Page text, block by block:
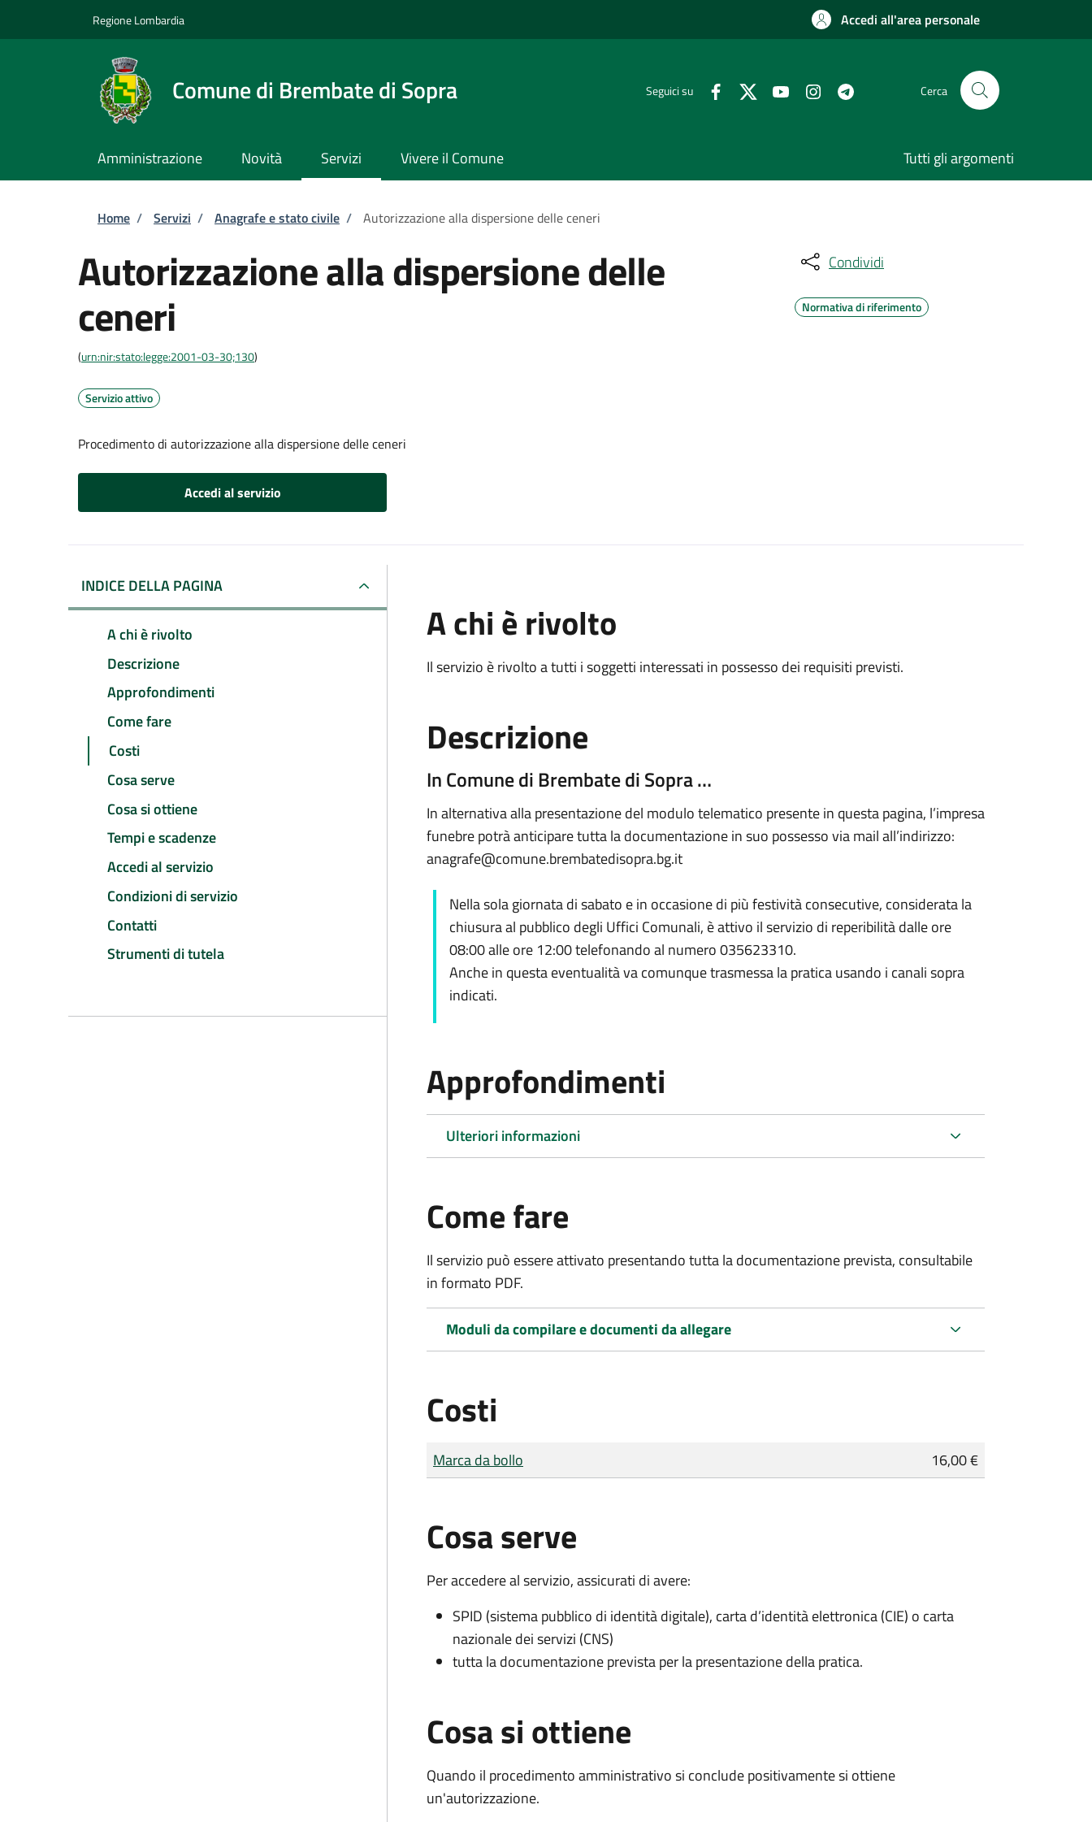
Regione Lombardia Accedi all'area personale
Comune di Brembate di Sopra Seguici su Cerca
Amministrazione Novità Servizi Vivere il Comune Tutti gli argomenti
Briciole di pane
Home / Servizi / Anagrafe e stato civile / Autorizzazione alla dispersione delle ceneri
Autorizzazione alla dispersione delle
ceneri
(urn:nir:stato:legge:2001-03-30;130)
Servizio attivo
Procedimento di autorizzazione alla dispersione delle ceneri
Accedi al servizio
Condividi
Normativa di riferimento
INDICE DELLA PAGINA
A chi è rivolto
Descrizione
Approfondimenti
Come fare
Costi
Cosa serve
Cosa si ottiene
Tempi e scadenze
Accedi al servizio
Condizioni di servizio
Contatti
Strumenti di tutela
A chi è rivolto
Il servizio è rivolto a tutti i soggetti interessati in possesso dei requisiti previsti.
Descrizione
In Comune di Brembate di Sopra …
In alternativa alla presentazione del modulo telematico presente in questa pagina, l’impresa
funebre potrà anticipare tutta la documentazione in suo possesso via mail all’indirizzo:
anagrafe@comune.brembatedisopra.bg.it
Nella sola giornata di sabato e in occasione di più festività consecutive, considerata la
chiusura al pubblico degli Uffici Comunali, è attivo il servizio di reperibilità dalle ore
08:00 alle ore 12:00 telefonando al numero 035623310.
Anche in questa eventualità va comunque trasmessa la pratica usando i canali sopra
indicati.
Approfondimenti
Ulteriori informazioni
Come fare
Il servizio può essere attivato presentando tutta la documentazione prevista, consultabile
in formato PDF.
Moduli da compilare e documenti da allegare
Costi
Tipo di pagamento
Importo
Marca da bollo 16,00 €
Cosa serve
Per accedere al servizio, assicurati di avere:
SPID (sistema pubblico di identità digitale), carta d’identità elettronica (CIE) o carta
nazionale dei servizi (CNS)
tutta la documentazione prevista per la presentazione della pratica.
Cosa si ottiene
Quando il procedimento amministrativo si conclude positivamente si ottiene
un'autorizzazione.